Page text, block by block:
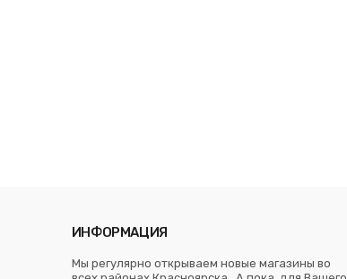
ИНФОРМАЦИЯ
Мы регулярно открываем новые магазины во